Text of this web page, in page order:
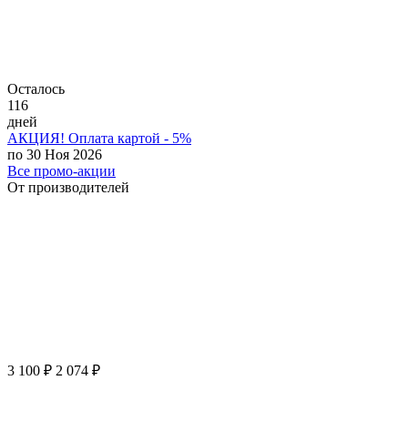
Осталось
116
дней
АКЦИЯ! Оплата картой - 5%
по 30 Ноя 2026
Все промо-акции
От производителей
3 100 ₽ 2 074 ₽